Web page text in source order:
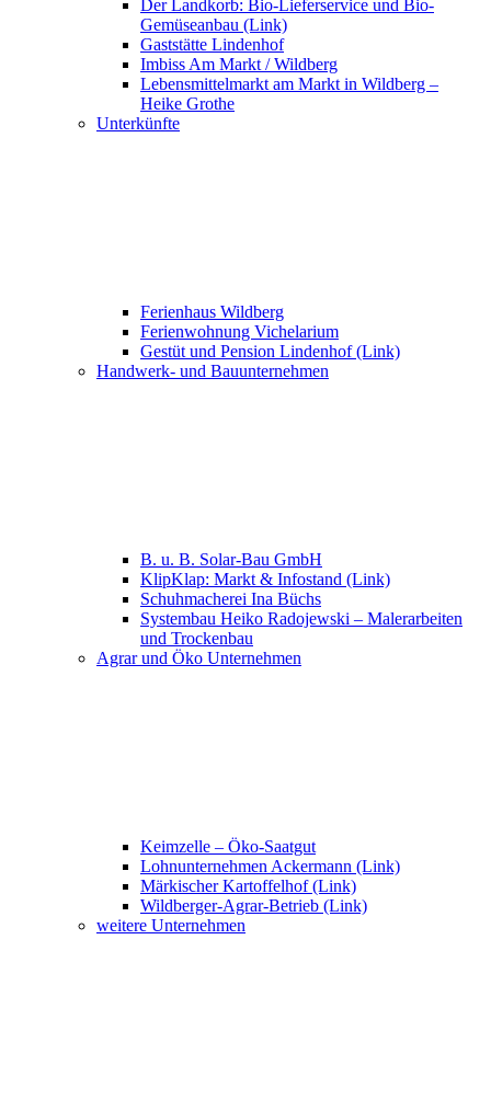
Der Landkorb: Bio-Lieferservice und Bio-
Gemüseanbau (Link)
Gaststätte Lindenhof
Imbiss Am Markt / Wildberg
Lebensmittelmarkt am Markt in Wildberg –
Heike Grothe
Unterkünfte
Ferienhaus Wildberg
Ferienwohnung Vichelarium
Gestüt und Pension Lindenhof (Link)
Handwerk- und Bauunternehmen
B. u. B. Solar-Bau GmbH
KlipKlap: Markt & Infostand (Link)
Schuhmacherei Ina Büchs
Systembau Heiko Radojewski – Malerarbeiten
und Trockenbau
Agrar und Öko Unternehmen
Keimzelle – Öko-Saatgut
Lohnunternehmen Ackermann (Link)
Märkischer Kartoffelhof (Link)
Wildberger-Agrar-Betrieb (Link)
weitere Unternehmen